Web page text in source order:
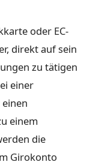
oder EC-
direkt auf sein
zu tätigen
einer
einem
die
Girokonto